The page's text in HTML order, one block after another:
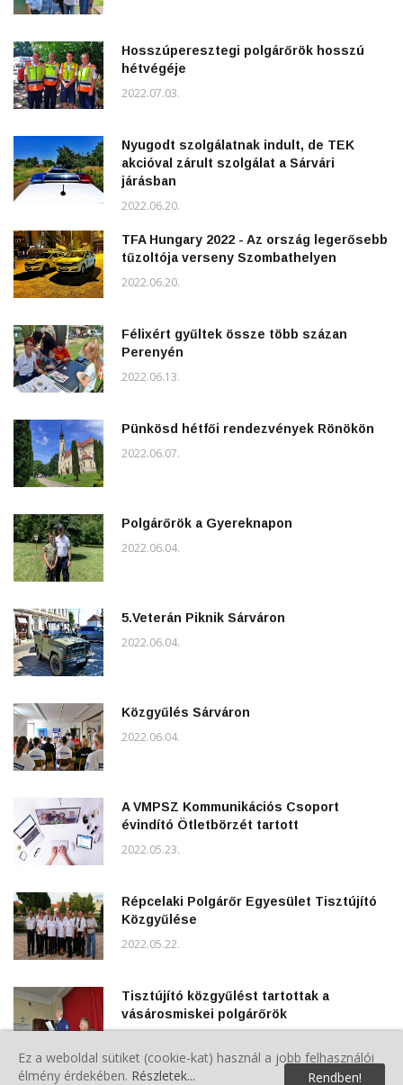
Hosszúperesztegi polgárőrök hosszú
hétvégéje
2022.07.03.
Nyugodt szolgálatnak indult, de TEK
akcióval zárult szolgálat a Sárvári
járásban
2022.06.20.
TFA Hungary 2022 - Az ország legerősebb
tűzoltója verseny Szombathelyen
2022.06.20.
Félixért gyűltek össze több százan
Perenyén
2022.06.13.
Pünkösd hétfői rendezvények Rönökön
2022.06.07.
Polgárőrök a Gyereknapon
2022.06.04.
5.Veterán Piknik Sárváron
2022.06.04.
Közgyűlés Sárváron
2022.06.04.
A VMPSZ Kommunikációs Csoport
évindító Ötletbörzét tartott
2022.05.23.
Répcelaki Polgárőr Egyesület Tisztújító
Közgyűlése
2022.05.22.
Tisztújító közgyűlést tartottak a
vásárosmiskei polgárőrök
Ez a weboldal sütiket (cookie-kat) használ a jobb felhasználói
élmény érdekében. Részletek... Rendben!